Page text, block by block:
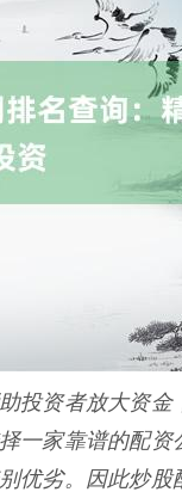
投资者放大资金
一家靠谱的配资
优劣。因此炒股